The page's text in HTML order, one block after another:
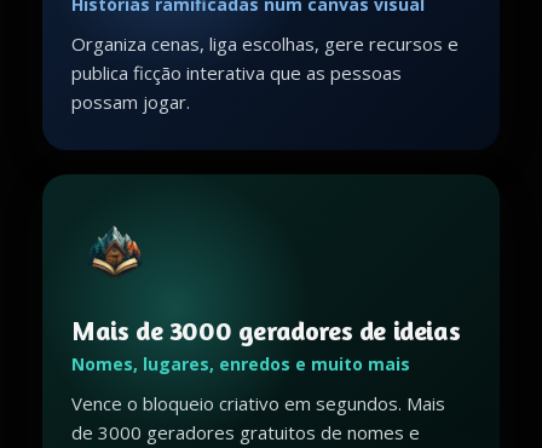
Organiza cenas, liga escolhas, gere recursos e
publica ficção interativa que as pessoas
possam jogar.
Mais de 3000 geradores de ideias
Nomes, lugares, enredos e muito mais
Vence o bloqueio criativo em segundos. Mais
de 3000 geradores gratuitos de nomes e